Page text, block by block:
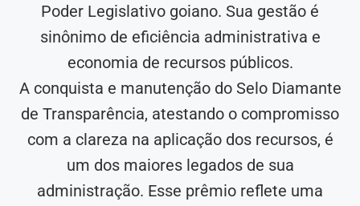
Poder Legislativo goiano. Sua gestão é
sinônimo de eficiência administrativa e
economia de recursos públicos.
A conquista e manutenção do Selo Diamante
de Transparência, atestando o compromisso
com a clareza na aplicação dos recursos, é
um dos maiores legados de sua
administração. Esse prêmio reflete uma